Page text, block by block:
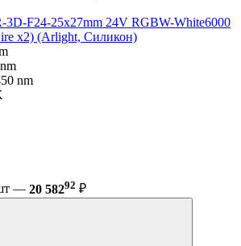
3D-F24-25x27mm 24V RGBW-White6000
x2) (Arlight, Силикон)
nm
— 20 58292 ₽